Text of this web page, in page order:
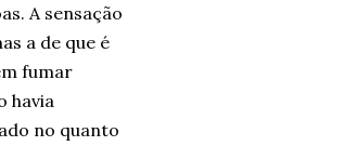
A sensação
a de que é
fumar
havia
no quanto